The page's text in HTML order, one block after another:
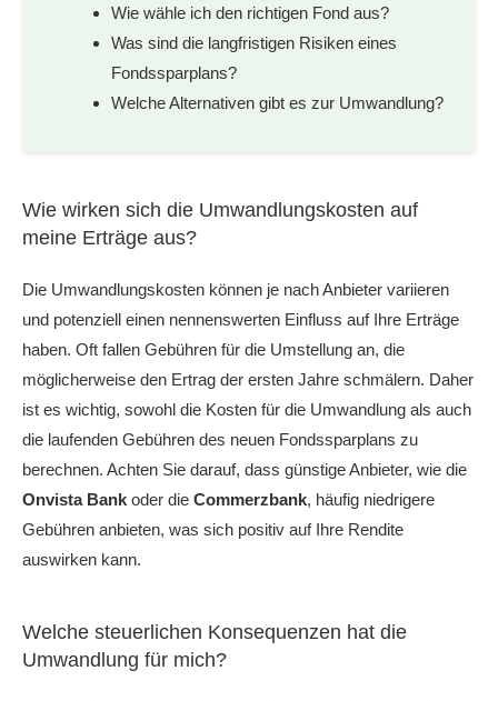
Wie wähle ich den richtigen Fond aus?
Was sind die langfristigen Risiken eines
Fondssparplans?
Welche Alternativen gibt es zur Umwandlung?
Wie wirken sich die Umwandlungskosten auf
meine Erträge aus?
Die Umwandlungskosten können je nach Anbieter variieren
und potenziell einen nennenswerten Einfluss auf Ihre Erträge
haben. Oft fallen Gebühren für die Umstellung an, die
möglicherweise den Ertrag der ersten Jahre schmälern. Daher
ist es wichtig, sowohl die Kosten für die Umwandlung als auch
die laufenden Gebühren des neuen Fondssparplans zu
berechnen. Achten Sie darauf, dass günstige Anbieter, wie die
Onvista Bank oder die Commerzbank, häufig niedrigere
Gebühren anbieten, was sich positiv auf Ihre Rendite
auswirken kann.
Welche steuerlichen Konsequenzen hat die
Umwandlung für mich?